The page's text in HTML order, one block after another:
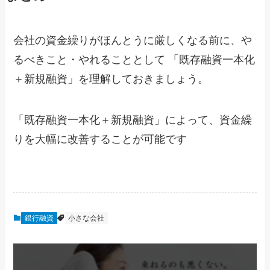
会社の資金繰りがほんとうに厳しくなる前に、や
るべきこと・やれることとして 「既存融資一本化
＋新規融資」を理解しておきましょう。
「既存融資一本化＋新規融資」によって、資金繰
りを大幅に改善することが可能です
銀行融資 小さな会社